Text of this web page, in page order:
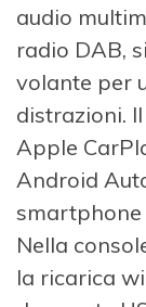
audio
radio DAB,
volante per
distrazioni.
Apple
Android
Nella
la ricarica